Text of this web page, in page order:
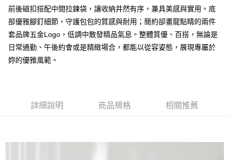
流程，驗證手機門號後，選擇欲分期的期數、繳款截止日，確認付款後即完
成交易。
3.實際核准額度、可分期數及費用金額請依後續交易確認頁面所載為準。
4.訂單成立30分鐘內，如未前往確認交易或遇審核未通過，訂單將自動取
法說明評估內容。
【繳款方式說明】
買賣價金債權讓與本公司後，依約使用本公司帳單繳交帳款。
【關於「AFTEE先享後付」】
AFTEE先享後付是「在收到商品之後才付款」的支付方式。 讓您購物簡單
便利好安心！
１．簡單：不需註冊會員、不需綁卡、不需儲值。
２．便利：只要手機號碼，簡訊認證，即可結帳。
２．訂單成立數日內，您將收到繳費通知簡訊。
３．收到繳費通知簡訊後14天內，點擊此簡訊中的連結，可透過四大超商／
全家取貨付款
每筆NT$60，滿NT$1,500(含以上)免運費
前後磁扣搭配中間拉鍊袋，讓收納井然有序，兼具美感與實用。底
部優雅腳釘細節，守護包包的質感與耐用；簡約卻畫龍點睛的兩件
套品牌五金Logo，低調中散發精品氣息。整體質優、百搭，無論是
日常通勤、午後約會或是精緻場合，都能以從容姿態，展現專屬於
妳的優雅風範。
詳細說明 商品規格 相關推薦